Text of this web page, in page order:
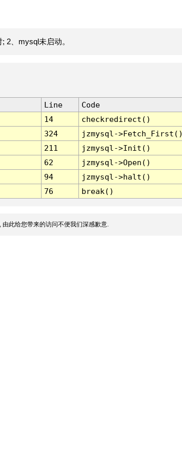
2、mysql未启动。
Line
Code
14
checkredirect()
324
jzmysql-
211
jzmysql->Init()
62
jzmysql->Open()
94
jzmysql->halt()
76 break()
此给您带来的访问不便我们深感歉意.